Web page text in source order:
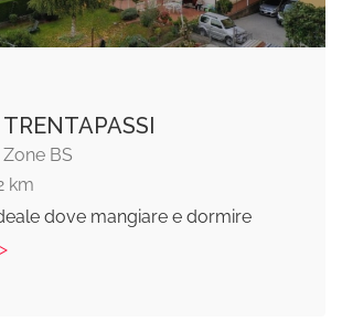
BS
km
dove mangiare e dormire